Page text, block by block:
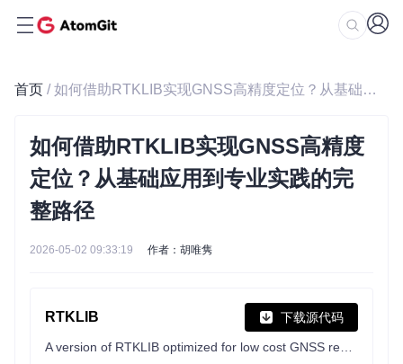
首页 / 如何借助RTKLIB实现GNSS高精度定位？从基础应用到专业实践的完整路径
如何借助RTKLIB实现GNSS高精度
定位？从基础应用到专业实践的完
整路径
2026-05-02 09:33:19 作者：胡唯隽
RTKLIB 下载源代码